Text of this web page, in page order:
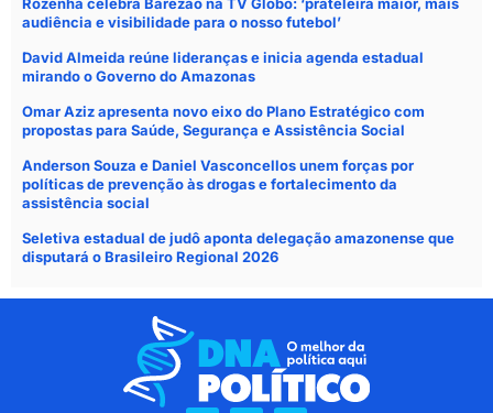
Rozenha celebra Barezão na TV Globo: ‘prateleira maior, mais
audiência e visibilidade para o nosso futebol’
David Almeida reúne lideranças e inicia agenda estadual
mirando o Governo do Amazonas
Omar Aziz apresenta novo eixo do Plano Estratégico com
propostas para Saúde, Segurança e Assistência Social
Anderson Souza e Daniel Vasconcellos unem forças por
políticas de prevenção às drogas e fortalecimento da
assistência social
Seletiva estadual de judô aponta delegação amazonense que
disputará o Brasileiro Regional 2026